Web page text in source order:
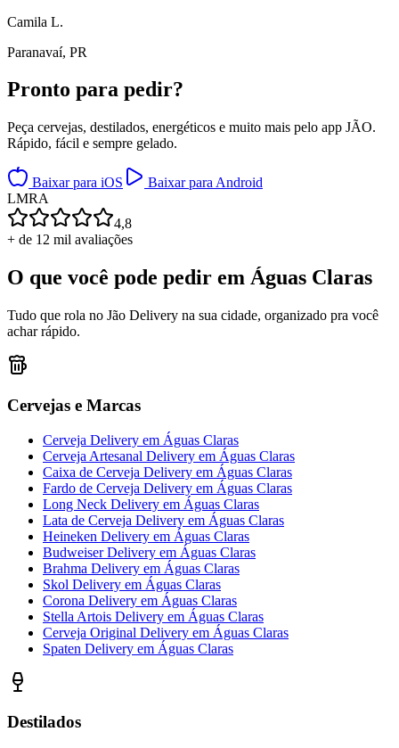
Camila L.
Paranavaí, PR
Pronto para pedir?
Peça cervejas, destilados, energéticos e muito mais pelo app JÃO.
Rápido, fácil e sempre gelado.
Baixar para iOS
Baixar para Android
LMRA
4,8
+ de 12 mil avaliações
O que você pode pedir em Águas Claras
Tudo que rola no Jão Delivery na sua cidade, organizado pra você
achar rápido.
Cervejas e Marcas
Cerveja Delivery em Águas Claras
Cerveja Artesanal Delivery em Águas Claras
Caixa de Cerveja Delivery em Águas Claras
Fardo de Cerveja Delivery em Águas Claras
Long Neck Delivery em Águas Claras
Lata de Cerveja Delivery em Águas Claras
Heineken Delivery em Águas Claras
Budweiser Delivery em Águas Claras
Brahma Delivery em Águas Claras
Skol Delivery em Águas Claras
Corona Delivery em Águas Claras
Stella Artois Delivery em Águas Claras
Cerveja Original Delivery em Águas Claras
Spaten Delivery em Águas Claras
Destilados